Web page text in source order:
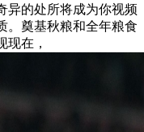
异的处所将成为你视频
。奠基秋粮和全年粮食
现在，